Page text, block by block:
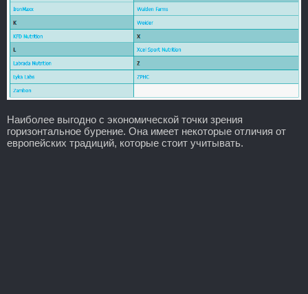
Наиболее выгодно с экономической точки зрения
горизонтальное бурение. Она имеет некоторые отличия от
европейских традиций, которые стоит учитывать.